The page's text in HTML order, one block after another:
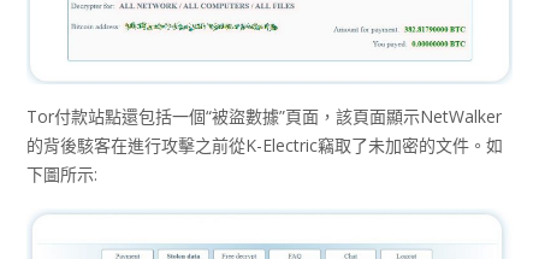
Tor付款站點還包括一個“被盜數據”頁面，該頁面顯示NetWalker
的背後駭客在進行攻擊之前從K-Electric竊取了未加密的文件。如
下圖所示: